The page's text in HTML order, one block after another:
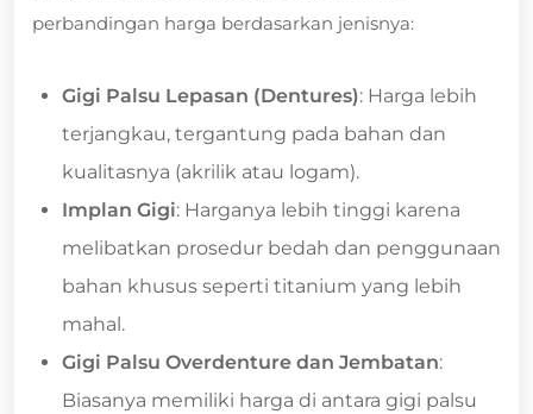
perbandingan harga berdasarkan jenisnya:
Gigi Palsu Lepasan (Dentures): Harga lebih
terjangkau, tergantung pada bahan dan
kualitasnya (akrilik atau logam).
Implan Gigi: Harganya lebih tinggi karena
melibatkan prosedur bedah dan penggunaan
bahan khusus seperti titanium yang lebih
mahal.
Gigi Palsu Overdenture dan Jembatan:
Biasanya memiliki harga di antara gigi palsu